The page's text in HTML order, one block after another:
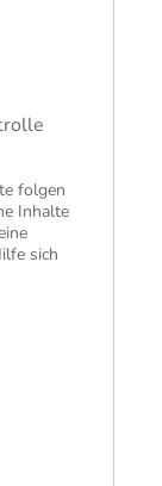
folgen
Inhalte
sich